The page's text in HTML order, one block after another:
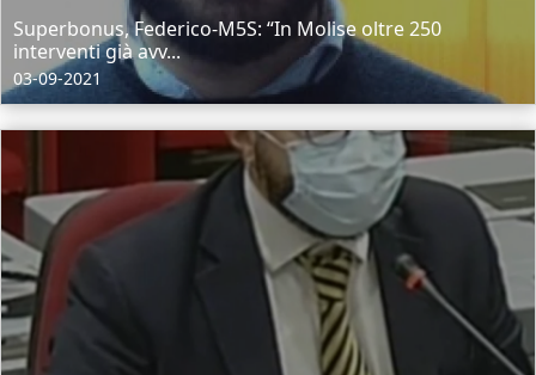
Superbonus, Federico-M5S: “In Molise oltre 250
interventi già avv...
03-09-2021